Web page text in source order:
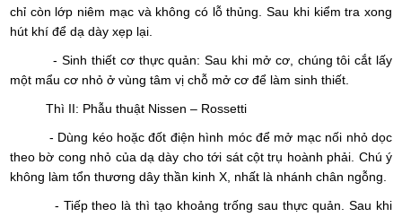
chỉ còn lớp niêm mạc và không có lỗ thủng. Sau khi kiểm tra xong
hút khí để dạ dày xẹp lại.
- Sinh thiết cơ thực quản: Sau khi mở cơ, chúng tôi cắt lấy
một mẩu cơ nhỏ ở vùng tâm vị chỗ mở cơ để làm sinh thiết.
Thì II: Phẫu thuật Nissen – Rossetti
- Dùng kéo hoặc đốt điện hình móc để mở mạc nối nhỏ dọc
theo bờ cong nhỏ của dạ dày cho tới sát cột trụ hoành phải. Chú ý
không làm tổn thương dây thần kinh X, nhất là nhánh chân ngỗng.
- Tiếp theo là thì tạo khoảng trống sau thực quản. Sau khi